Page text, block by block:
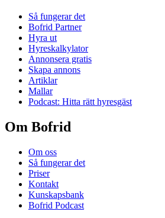
Så fungerar det
Bofrid Partner
Hyra ut
Hyreskalkylator
Annonsera gratis
Skapa annons
Artiklar
Mallar
Podcast: Hitta rätt hyresgäst
Om Bofrid
Om oss
Så fungerar det
Priser
Kontakt
Kunskapsbank
Bofrid Podcast